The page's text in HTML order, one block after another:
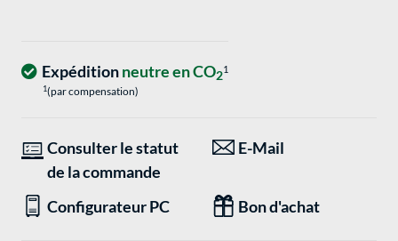
Expéditionneutre en CO21
1(par compensation)
Consulter le statut
de la commande
E-Mail
Configurateur PC Bon d'achat